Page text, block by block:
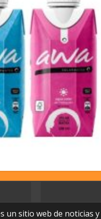
un sitio web de noticias